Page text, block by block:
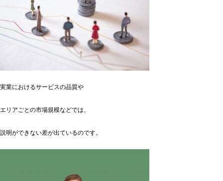
実業におけるサービスの品質や
エリアごとの市場規模などでは、
説明ができない差が出ているのです。